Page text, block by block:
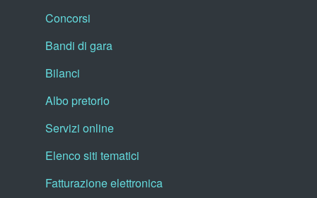
Concorsi
Bandi di gara
Bilanci
Albo pretorio
Servizi online
Elenco siti tematici
Fatturazione elettronica